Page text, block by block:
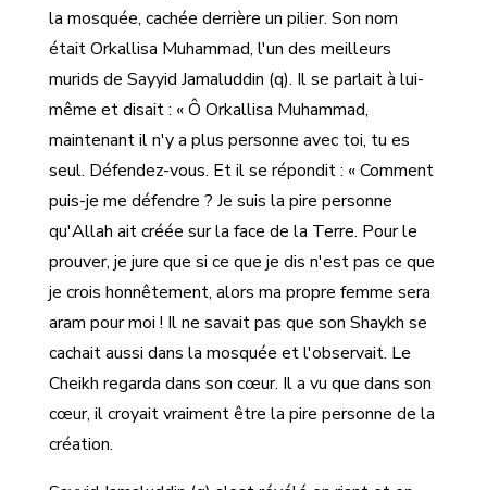
la mosquée, cachée derrière un pilier. Son nom
était Orkallisa Muhammad, l'un des meilleurs
murids de Sayyid Jamaluddin (q). Il se parlait à lui-
même et disait : « Ô Orkallisa Muhammad,
maintenant il n'y a plus personne avec toi, tu es
seul. Défendez-vous. Et il se répondit : « Comment
puis-je me défendre ? Je suis la pire personne
qu'Allah ait créée sur la face de la Terre. Pour le
prouver, je jure que si ce que je dis n'est pas ce que
je crois honnêtement, alors ma propre femme sera
aram pour moi ! Il ne savait pas que son Shaykh se
cachait aussi dans la mosquée et l'observait. Le
Cheikh regarda dans son cœur. Il a vu que dans son
cœur, il croyait vraiment être la pire personne de la
création.